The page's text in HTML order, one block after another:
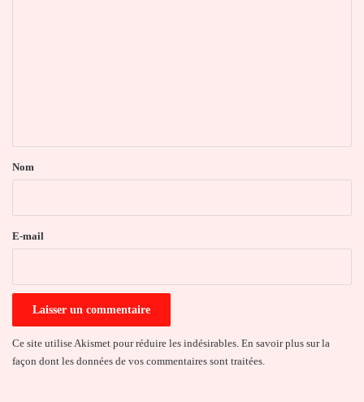
a
e
Nom
E-mail
Ce site utilise Akismet pour réduire les indésirables. En savoir plus sur la
façon dont les données de vos commentaires sont traitées.